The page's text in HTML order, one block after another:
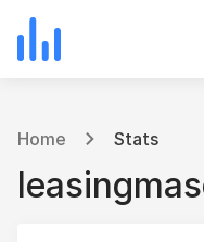
Home Stats